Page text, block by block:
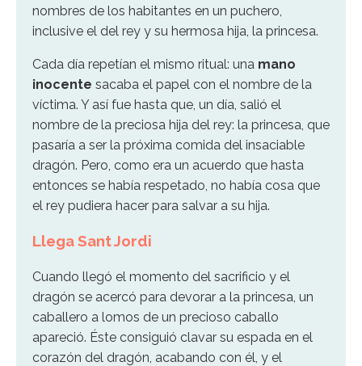
nombres de los habitantes en un puchero,
inclusive el del rey y su hermosa hija, la princesa.
Cada día repetían el mismo ritual: una mano
inocente sacaba el papel con el nombre de la
víctima. Y así fue hasta que, un día, salió el
nombre de la preciosa hija del rey: la princesa, que
pasaría a ser la próxima comida del insaciable
dragón. Pero, como era un acuerdo que hasta
entonces se había respetado, no había cosa que
el rey pudiera hacer para salvar a su hija.
Llega Sant Jordi
Cuando llegó el momento del sacrificio y el
dragón se acercó para devorar a la princesa, un
caballero a lomos de un precioso caballo
apareció. Éste consiguió clavar su espada en el
corazón del dragón, acabando con él, y el